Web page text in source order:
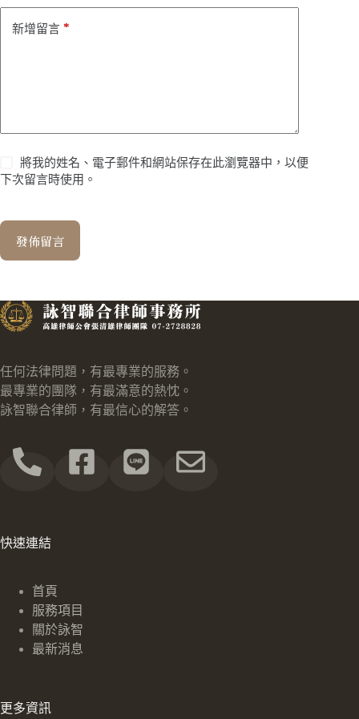
新增留言 *
將我的姓名、電子郵件和網站保存在此瀏覽器中，以便
下次留言時使用。
發佈留言
任何法律問題，有最專業的服務。
最專業的團隊，有最滿意的熱忱。
詠智聯合律師，有最信心的解答。
快速連結
首頁
服務項目
關於詠智
最新消息
更多資訊